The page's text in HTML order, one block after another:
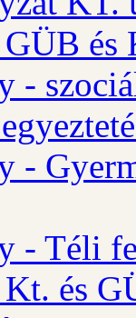
és
-
-
- Téli
és